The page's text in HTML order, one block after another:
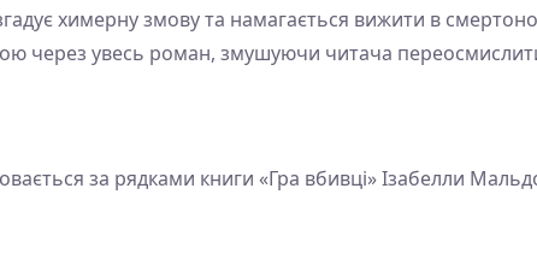
химерну змову та намагається вижити в
через увесь роман, змушуючи читача переосмислити
за рядками книги «Гра вбивці» Ізабелли